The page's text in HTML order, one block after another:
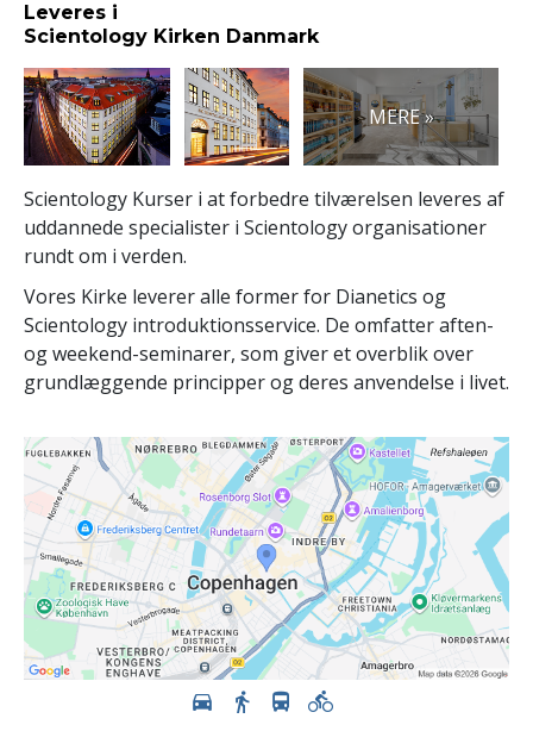
Leveres i
Scientology Kirken Danmark
MERE »
Scientology Kurser i at forbedre tilværelsen leveres af
uddannede specialister i Scientology organisationer
rundt om i verden.
Vores Kirke leverer alle former for Dianetics og
Scientology introduktionsservice. De omfatter aften-
og weekend-seminarer, som giver et overblik over
grundlæggende principper og deres anvendelse i livet.